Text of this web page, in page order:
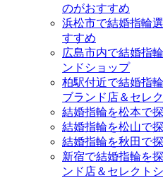
のがおすすめ
浜松市で結婚指輪
すすめ
広島市内で結婚指
ンドショップ
柏駅付近で結婚指
ブランド店＆セレ
結婚指輪を松本で
結婚指輪を松山で
結婚指輪を秋田で
新宿で結婚指輪を
ンド店＆セレクト